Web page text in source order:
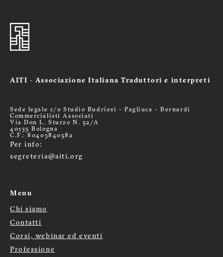
AITI - Associazione Italiana Traduttori e interpreti
Sede legale c/o Studio Budriesi - Pagliuca - Bernardi
Commercialisti Associati
Via Don L. Sturzo N. 52/A
40135 Bologna
C.F.: 80403840582
Per info:
segreteria@aiti.org
Menu
Menù
footer
Chi siamo
Contatti
Corsi, webinar ed eventi
Professione